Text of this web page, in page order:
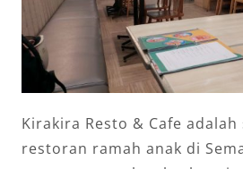
Kirakira Resto & Cafe adalah
restoran ramah anak di